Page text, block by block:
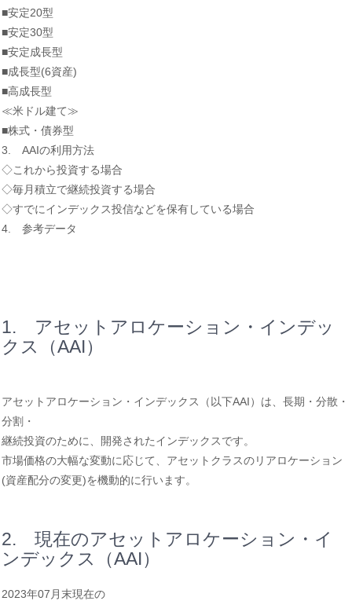
■安定20型
■安定30型
■安定成長型
■成長型(6資産)
■高成長型
≪米ドル建て≫
■株式・債券型
3. AAIの利用方法
◇これから投資する場合
◇毎月積立で継続投資する場合
◇すでにインデックス投信などを保有している場合
4. 参考データ
1. アセットアロケーション・インデッ
クス（AAI）
アセットアロケーション・インデックス（以下AAI）は、長期・分散・
分割・
継続投資のために、開発されたインデックスです。
市場価格の大幅な変動に応じて、アセットクラスのリアロケーション
(資産配分の変更)を機動的に行います。
2. 現在のアセットアロケーション・イ
ンデックス（AAI）
2023年07月末現在の